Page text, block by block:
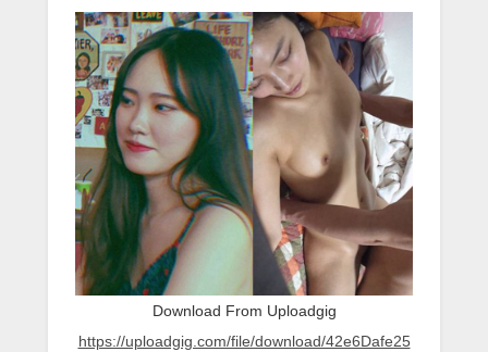
이
은
영
얼
Download From Uploadgig
https://uploadgig.com/file/download/42e6Dafe25